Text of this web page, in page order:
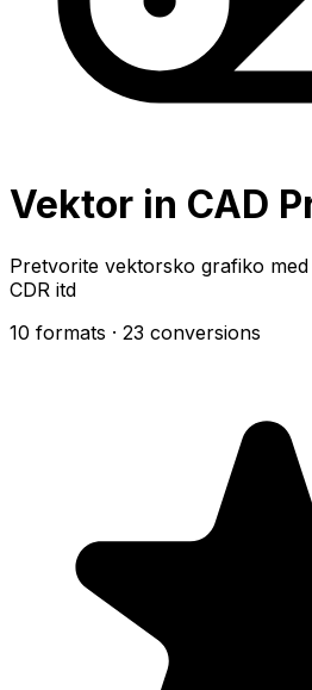
Vektor in CAD
Pretvorite vektorsko grafiko med
CDR itd
10 formats · 23 conversions